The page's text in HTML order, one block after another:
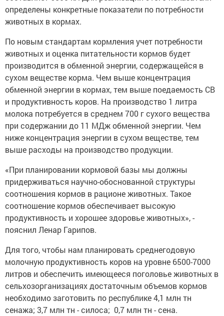
определены конкретные показатели по потребности
животных в кормах.
По новым стандартам кормления учет потребности
животных и оценка питательности кормов будет
производится в обменной энергии, содержащейся в
сухом веществе корма. Чем выше концентрация
обменной энергии в кормах, тем выше поедаемость СВ
и продуктивность коров. На производство 1 литра
молока потребуется в среднем 700 г сухого вещества
при содержании до 11 МДж обменной энергии. Чем
ниже концентрация энергии в сухом веществе, тем
выше расходы на производство продукции.
«При планировании кормовой базы мы должны
придерживаться научно-обоснованной структуры
соотношения кормов в рационе животных. Такое
соотношение кормов обеспечивает высокую
продуктивность и хорошее здоровье животных», -
пояснил Ленар Гарипов.
Для того, чтобы нам планировать среднегодовую
молочную продуктивность коров на уровне 6500-7000
литров и обеспечить имеющееся поголовье животных в
сельхозорганизациях достаточным объемов кормов
необходимо заготовить по республике 4,1 млн тн
сенажа; 3,7 млн тн - силоса; 0,7 млн тн - сена.